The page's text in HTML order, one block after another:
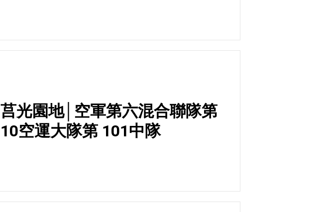
莒光園地│空軍第六混合聯隊第
10空運大隊第 101中隊